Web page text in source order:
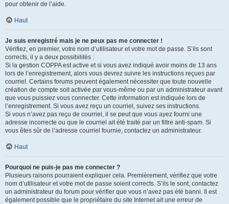
pour obtenir de l’aide.
Haut
Je suis enregistré mais je ne peux pas me connecter !
Vérifiez, en premier, votre nom d’utilisateur et votre mot de passe. S’ils sont
corrects, il y a deux possibilités :
Si la gestion COPPA est active et si vous avez indiqué avoir moins de 13 ans
lors de l’enregistrement, alors vous devrez suivre les instructions reçues par
courriel. Certains forums peuvent également nécessiter que toute nouvelle
création de compte soit activée par vous-même ou par un administrateur avant
que vous puissiez vous connecter. Cette information est indiquée lors de
l’enregistrement. Si vous avez reçu un courriel, suivez ses instructions.
Si vous n’avez pas reçu de courriel, il se peut que vous ayez fourni une
adresse incorrecte ou que le courriel ait été traité par un filtre anti-spam. Si
vous êtes sûr de l’adresse courriel fournie, contactez un administrateur.
Haut
Pourquoi ne puis-je pas me connecter ?
Plusieurs raisons pourraient expliquer cela. Premièrement, vérifiez que votre
nom d’utilisateur et votre mot de passe soient corrects. S’ils le sont, contactez
un administrateur du forum pour vérifier que vous n’avez pas été banni. Il est
également possible que le propriétaire du site Internet ait une erreur de